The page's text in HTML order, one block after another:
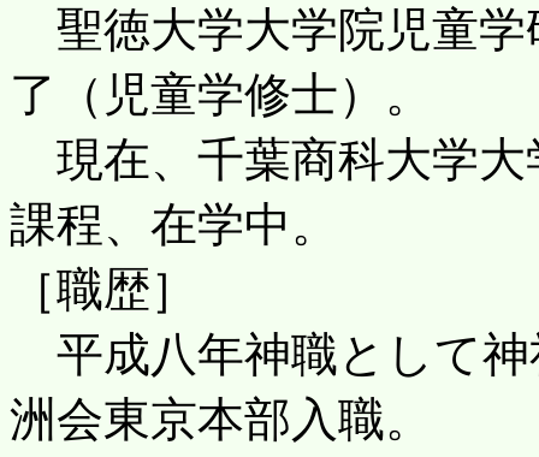
聖徳大学大学院児童学
了（児童学修士）。
現在、千葉商科大学大
課程、在学中。
［職歴］
平成八年神職として神
洲会東京本部入職。